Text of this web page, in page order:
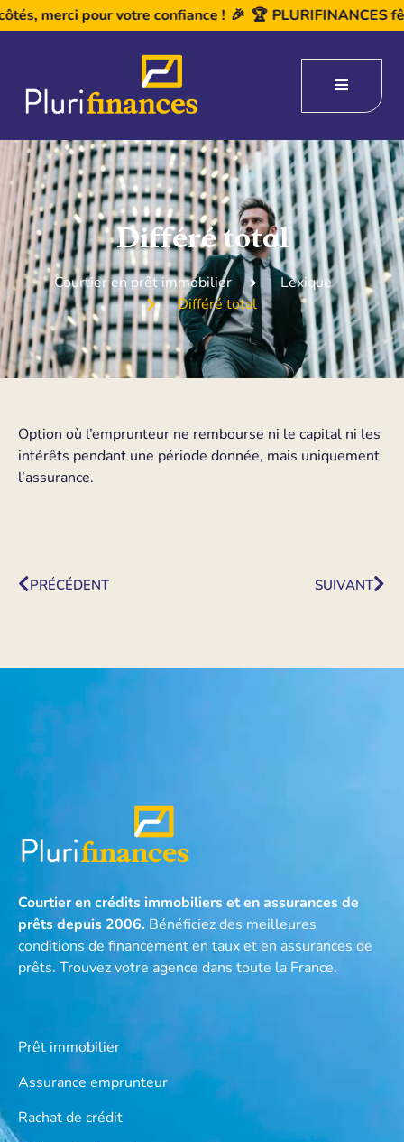
pour votre confiance !🎉 🏆PLURIFINANCES fête ses
Différé total
Courtier en prêt immobilier
Lexique
Différé total
Option où l’emprunteur ne rembourse ni le capital ni les
intérêts pendant une période donnée, mais uniquement
l’assurance.
PRÉCÉDENT SUIVANT
Courtier en crédits immobiliers et en assurances de
prêts depuis 2006. Bénéficiez des meilleures
conditions de financement en taux et en assurances de
prêts. Trouvez votre agence dans toute la France.
Prêt immobilier
Assurance emprunteur
Rachat de crédit